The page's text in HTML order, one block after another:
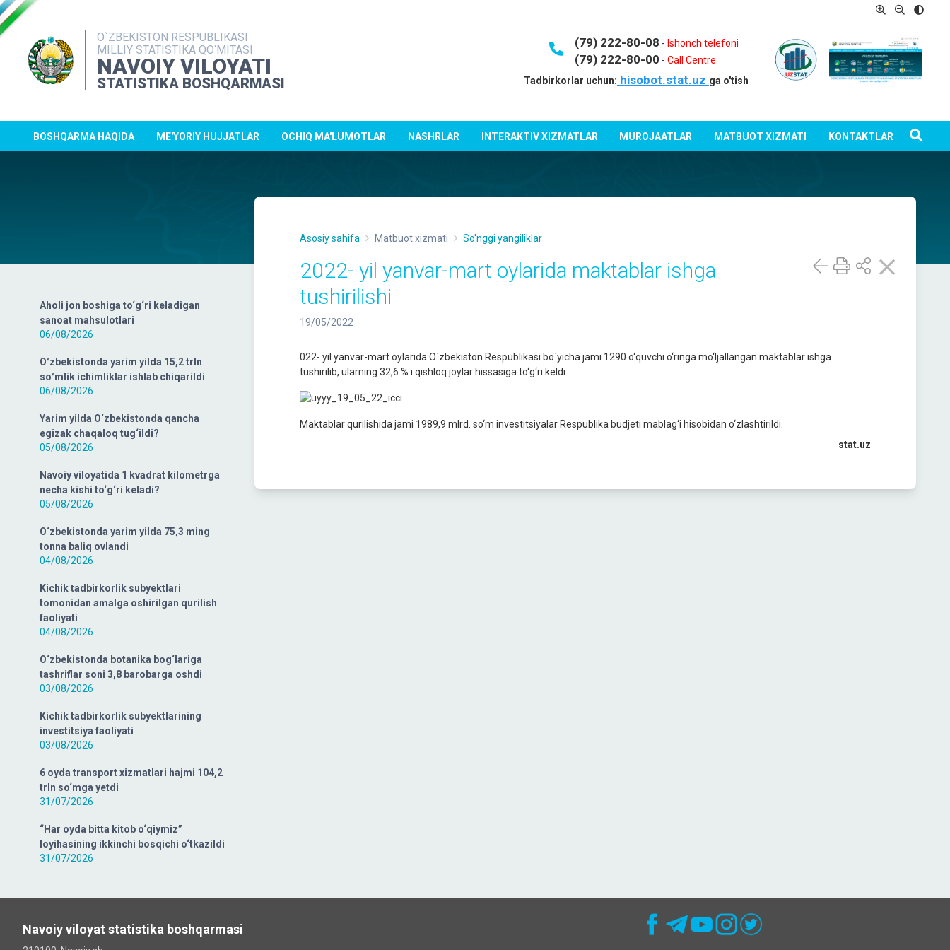
O`ZBEKISTON RESPUBLIKASI
MILLIY STATISTIKA QO‘MITASI
NAVOIY VILOYATI
STATISTIKA BOSHQARMASI
(79) 222-80-08 - Ishonch telefoni
(79) 222-80-00 -Call Centre
Tadbirkorlar uchun: hisobot.stat.uz ga o'tish
BOSHQARMA HAQIDA ME'YORIY HUJJATLAR OCHIQ MA'LUMOTLAR NASHRLAR INTERAKTIV XIZMATLAR MUROJAATLAR MATBUOT XIZMATI KONTAKTLAR
Aholi jon boshiga to‘g‘ri keladigan
sanoat mahsulotlari
06/08/2026
Oʻzbekistonda yarim yilda 15,2 trln
soʻmlik ichimliklar ishlab chiqarildi
06/08/2026
Yarim yilda O‘zbekistonda qancha
egizak chaqaloq tug‘ildi?
05/08/2026
Navoiy viloyatida 1 kvadrat kilometrga
necha kishi to‘g‘ri keladi?
05/08/2026
O‘zbekistonda yarim yilda 75,3 ming
tonna baliq ovlandi
04/08/2026
Kichik tadbirkorlik subyektlari
tomonidan amalga oshirilgan qurilish
faoliyati
04/08/2026
O‘zbekistonda botanika bog‘lariga
tashriflar soni 3,8 barobarga oshdi
03/08/2026
Kichik tadbirkorlik subyektlarining
investitsiya faoliyati
03/08/2026
6 oyda transport xizmatlari hajmi 104,2
trln so‘mga yetdi
31/07/2026
“Har oyda bitta kitob o‘qiymiz”
loyihasining ikkinchi bosqichi o‘tkazildi
31/07/2026
Asosiy sahifa Matbuot xizmati So'nggi yangiliklar
2022- yil yanvar-mart oylarida maktablar ishga
tushirilishi
19/05/2022
022- yil yanvar-mart oylarida O`zbekiston Respublikasi bo`yicha jami 1290 o‘quvchi o‘ringa mo‘ljallangan maktablar ishga
tushirilib, ularning 32,6 % i qishloq joylar hissasiga to‘g‘ri keldi.
Maktablar qurilishida jami 1989,9 mlrd. so‘m investitsiyalar Respublika budjeti mablag‘i hisobidan o‘zlashtirildi.
stat.uz
Navoiy viloyat statistika boshqarmasi